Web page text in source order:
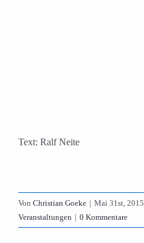
Text: Ralf Neite
Von Christian Goeke | Mai 31st, 2015
Veranstaltungen | 0 Kommentare